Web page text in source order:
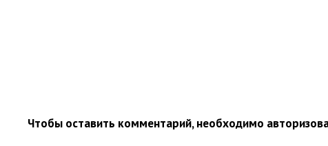
Чтобы оставить комментарий, необходимо